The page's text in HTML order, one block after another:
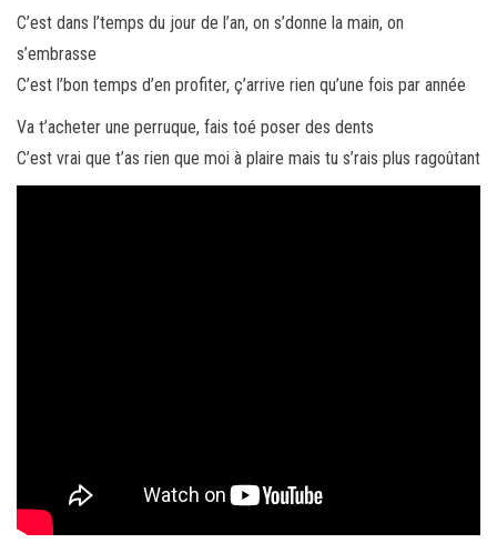
C’est dans l’temps du jour de l’an, on s’donne la main, on
s’embrasse
C’est l’bon temps d’en profiter, ç’arrive rien qu’une fois par année
Va t’acheter une perruque, fais toé poser des dents
C’est vrai que t’as rien que moi à plaire mais tu s’rais plus ragoûtant